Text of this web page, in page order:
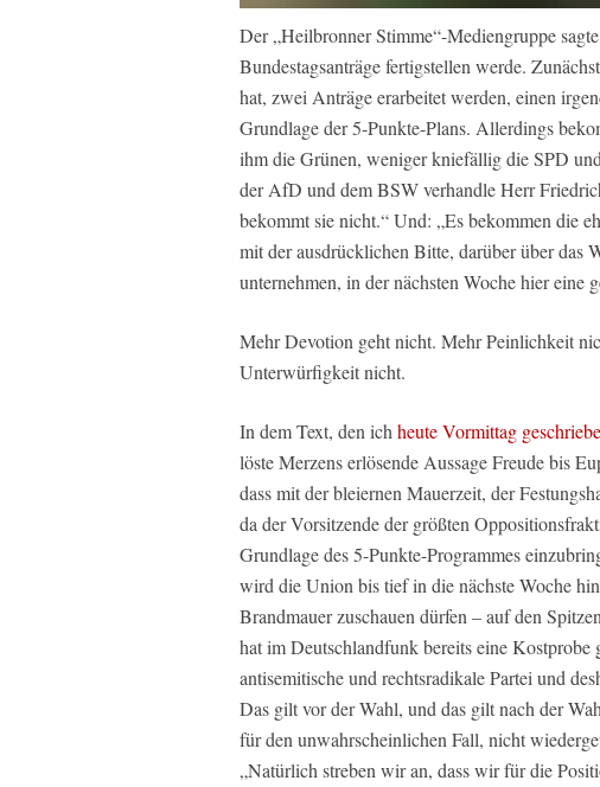
Der „Heilbronner Stimme“-Mediengruppe
Bundestagsanträge fertigstellen werde.
hat, zwei Anträge erarbeitet werden, einen
Grundlage der 5-Punkte-Plans. Allerdings
ihm die Grünen, weniger kniefällig die SPD
der AfD und dem BSW verhandle Herr
bekommt sie nicht.“ Und: „Es bekommen die
mit der ausdrücklichen Bitte, darüber über das
unternehmen, in der nächsten Woche hier eine
Mehr Devotion geht nicht. Mehr Peinlichkeit
Unterwürfigkeit nicht.
In dem Text, den ich heute Vormittag
löste Merzens erlösende Aussage Freude bis
dass mit der bleiernen Mauerzeit, der
da der Vorsitzende der größten
Grundlage des 5-Punkte-Programmes
wird die Union bis tief in die nächste Woche
Brandmauer zuschauen dürfen – auf den
hat im Deutschlandfunk bereits eine
antisemitische und rechtsradikale Partei und
Das gilt vor der Wahl, und das gilt nach der
für den unwahrscheinlichen Fall, nicht
„Natürlich streben wir an, dass wir für die